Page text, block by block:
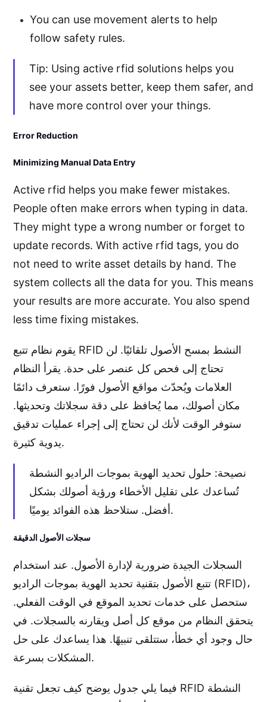
You can use movement alerts to help
follow safety rules.
Tip: Using active rfid solutions helps you
see your assets better, keep them safer, and
have more control over your things.
Error Reduction
Minimizing Manual Data Entry
Active rfid helps you make fewer mistakes.
People often make errors when typing in data.
They might type a wrong number or forget to
update records. With active rfid tags, you do
not need to write asset details by hand. The
system collects all the data for you. This means
your results are more accurate. You also spend
less time fixing mistakes.
يقوم نظام تتبع RFID النشط بمسح الأصول تلقائيًا. لن
تحتاج إلى فحص كل عنصر على حدة. يقرأ النظام
العلامات ويُحدّث مواقع الأصول فورًا. ستعرف دائمًا
مكان أصولك، مما يُحافظ على دقة سجلاتك وتحديثها.
ستوفر الوقت لأنك لن تحتاج إلى إجراء عمليات تدقيق
يدوية كثيرة.
نصيحة: حلول تحديد الهوية بموجات الراديو النشطة
تُساعدك على تقليل الأخطاء ورؤية أصولك بشكل
أفضل. ستلاحظ هذه الفوائد يوميًا.
سجلات الأصول الدقيقة
السجلات الجيدة ضرورية لإدارة الأصول. عند استخدام
تتبع الأصول بتقنية تحديد الهوية بموجات الراديو (RFID)،
ستحصل على خدمات تحديد الموقع في الوقت الفعلي.
يتحقق النظام من موقع كل أصل ويقارنه بالسجلات. في
حال وجود أي خطأ، ستتلقى تنبيهًا. هذا يساعدك على حل
المشكلات بسرعة.
فيما يلي جدول يوضح كيف تجعل تقنية RFID النشطة